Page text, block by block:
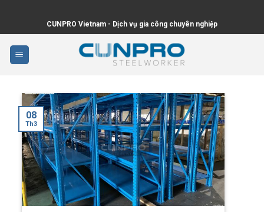
content
CUNPRO Vietnam - Dịch vụ gia công chuyên nghiệp
08
Th3